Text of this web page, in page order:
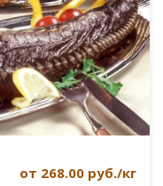
от 268.00 руб./кг